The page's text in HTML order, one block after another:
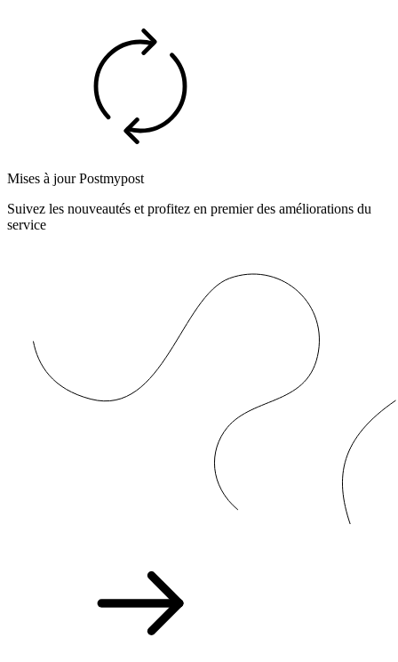
Mises à jour Postmypost
Suivez les nouveautés et profitez en premier des améliorations du
service